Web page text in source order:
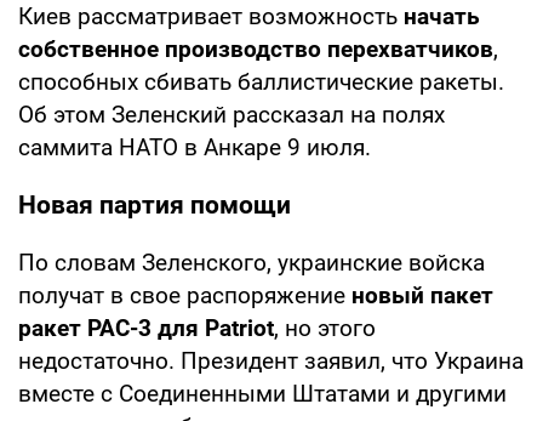
Киев рассматривает возможность начать
собственное производство перехватчиков,
способных сбивать баллистические ракеты.
Об этом Зеленский рассказал на полях
саммита НАТО в Анкаре 9 июля.
Новая партия помощи
По словам Зеленского, украинские войска
получат в свое распоряжение новый пакет
ракет PAC-3 для Patriot, но этого
недостаточно. Президент заявил, что Украина
вместе с Соединенными Штатами и другими